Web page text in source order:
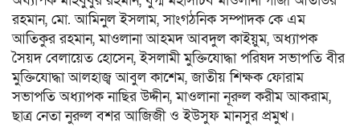
রহমান, মো. আমিনুল ইসলাম, সাংগঠনিক সম্পাদক কে এম
আতিকুর রহমান, মাওলানা আহমদ আবদুল কাইয়ুম, অধ্যাপক
সৈয়দ বেলায়েত হোসেন, ইসলামী মুক্তিযোদ্ধা পরিষদ সভাপতি বীর
মুক্তিযোদ্ধা আলহাজ্ব আবুল কাশেম, জাতীয় শিক্ষক ফোরাম
সভাপতি অধ্যাপক নাছির উদ্দীন, মাওলানা নূরুল করীম আকরাম,
ছাত্র নেতা নুরুল বশর আজিজী ও ইউসুফ মানসুর প্রমুখ।